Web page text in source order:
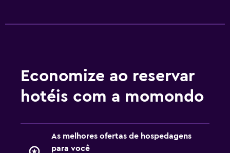
Telefone
Saúde e segurança
Economize ao reservar
hotéis com a momondo
As melhores ofertas de hospedagens
para você